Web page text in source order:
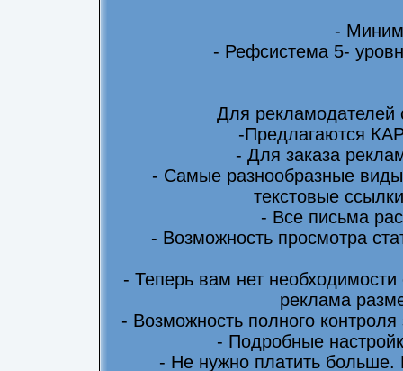
-
- Рефсистема 5-
Для
-Предлагаются
- Для заказа
- Самые разнообразные
текстовые
- Все письма
- Возможность просмотра
- Теперь вам нет
реклама
- Возможность полного
- Подробные
- Не нужно платить больше.